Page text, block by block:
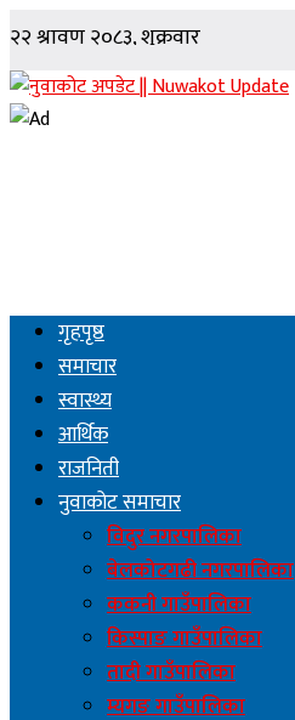
गृहपृष्ठ
समाचार
स्वास्थ्य
आर्थिक
राजनिती
नुवाकोट समाचार
विदुर नगरपालिका
बेलकोटगढी नगरपालिका
ककनी गाउँपालिका
किस्पाङ गाउँपालिका
तादी गाउँपालिका
म्यगङ गाउँपालिका